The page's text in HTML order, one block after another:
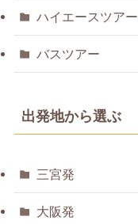
ハイエースツアー
バスツアー
出発地から選ぶ
三宮発
大阪発